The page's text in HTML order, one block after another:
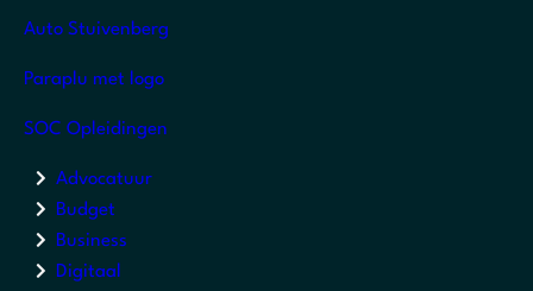
Auto Stuivenberg
Paraplu met logo
SOC Opleidingen
Advocatuur
Budget
Business
Digitaal